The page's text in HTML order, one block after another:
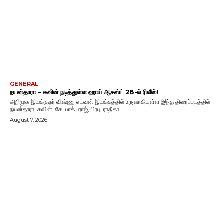
GENERAL
நயன்தாரா – கவின் நடித்துள்ள ஹாய் ஆகஸ்ட் 28-ல் ரிலீஸ்!
அறிமுக இயக்குநர் விஷ்ணு எடவன் இயக்கத்தில் உருவாகியுள்ள இந்த திரைப்படத்தில்
நயன்தாரா, கவின், கே. பாக்யராஜ், பிரபு, ராதிகா...
August 7, 2026